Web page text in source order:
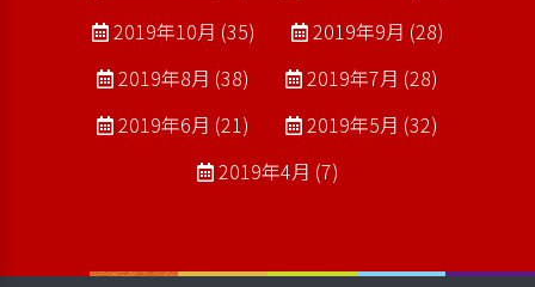
2019年10月 (35)
2019年9月 (28)
2019年8月 (38)
2019年7月 (28)
2019年6月 (21)
2019年5月 (32)
2019年4月 (7)